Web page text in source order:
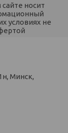
носит
условиях не
Минск,